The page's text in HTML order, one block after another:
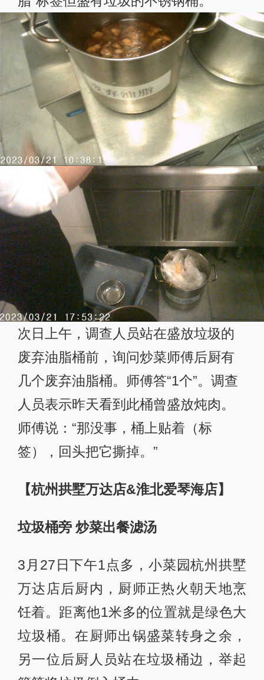
次日上午，调查人员站在盛放垃圾的
废弃油脂桶前，询问炒菜师傅后厨有
几个废弃油脂桶。师傅答“1个”。调查
人员表示昨天看到此桶曾盛放炖肉。
师傅说：“那没事，桶上贴着（标
签），回头把它撕掉。”
【杭州拱墅万达店&淮北爱琴海店】
垃圾桶旁 炒菜出餐滤汤
3月27日下午1点多，小菜园杭州拱墅
万达店后厨内，厨师正热火朝天地烹
饪着。距离他1米多的位置就是绿色大
垃圾桶。在厨师出锅盛菜转身之余，
另一位后厨人员站在垃圾桶边，举起